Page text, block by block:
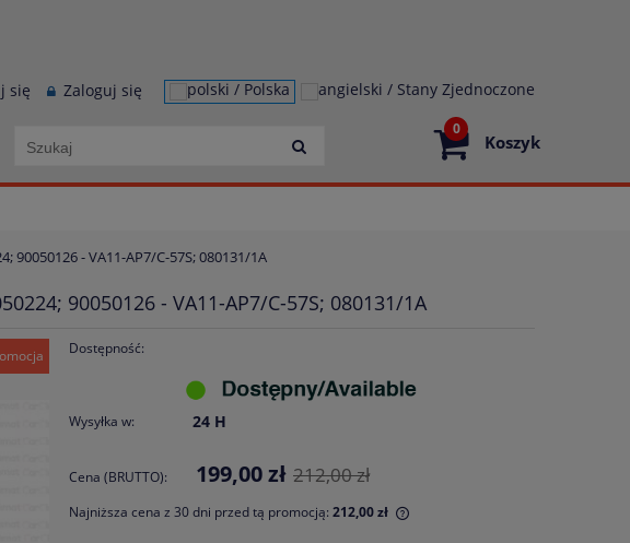
się Zaloguj się
Koszyk
0
90050126 - VA11-AP7/C-57S; 080131/1A
90050126 - VA11-AP7/C-57S; 080131/1A
Dostępność:
Wysyłka w: 24 H
Cena (BRUTTO): 199,00 zł 212,00 zł
Najniższa cena z 30 dni przed tą promocją:212,00 zł